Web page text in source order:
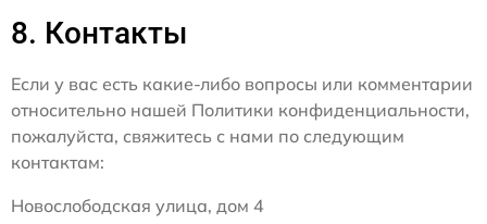
8. Контакты
Если у вас есть какие-либо вопросы или комментарии
относительно нашей Политики конфиденциальности,
пожалуйста, свяжитесь с нами по следующим
контактам:
Новослободская улица, дом 4